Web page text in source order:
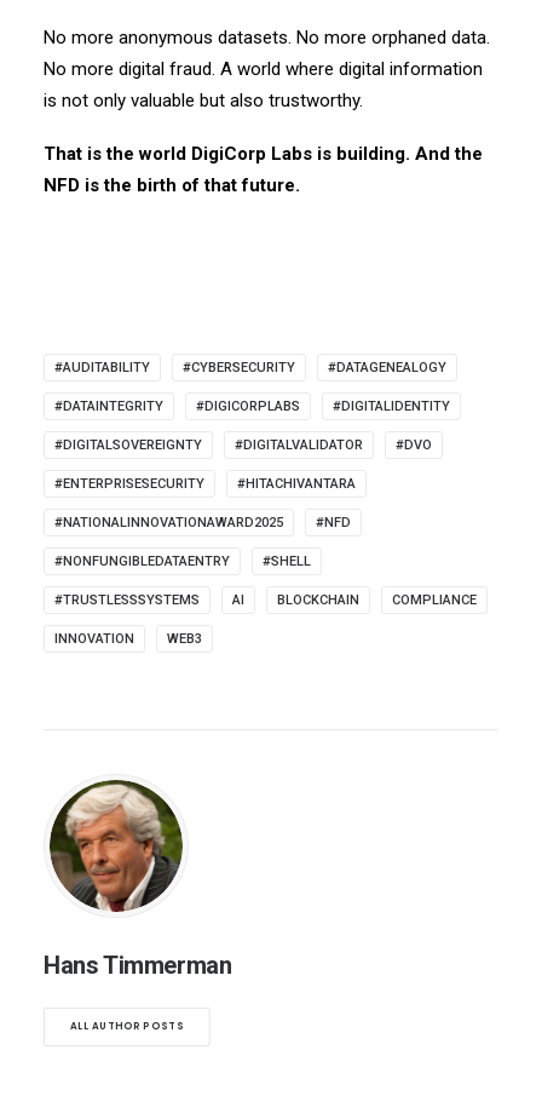
No more anonymous datasets. No more orphaned data.
No more digital fraud. A world where digital information
is not only valuable but also trustworthy.
That is the world DigiCorp Labs is building. And the
NFD is the birth of that future.
#AUDITABILITY #CYBERSECURITY #DATAGENEALOGY
#DATAINTEGRITY #DIGICORPLABS #DIGITALIDENTITY
#DIGITALSOVEREIGNTY #DIGITALVALIDATOR #DVO
#ENTERPRISESECURITY #HITACHIVANTARA
#NATIONALINNOVATIONAWARD2025 #NFD
#NONFUNGIBLEDATAENTRY #SHELL
#TRUSTLESSSYSTEMS AI BLOCKCHAIN COMPLIANCE
INNOVATION WEB3
Hans Timmerman
ALL AUTHOR POSTS